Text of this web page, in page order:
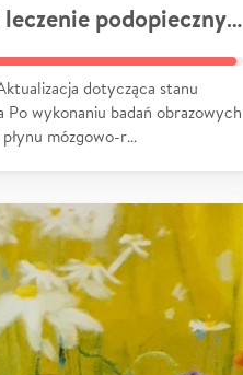
Badania i leczenie podopiecznych
dotycząca stanu
Po wykonaniu badań obrazowych
mózgowo-r…